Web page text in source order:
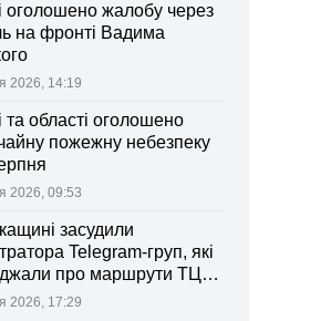
оголошено жалобу через
на фронті Вадима
2026, 14:19
та області оголошено
пожежну небезпеку
2026, 09:53
засудили
Telegram-груп, які
про маршрути ТЦК
2026, 17:29